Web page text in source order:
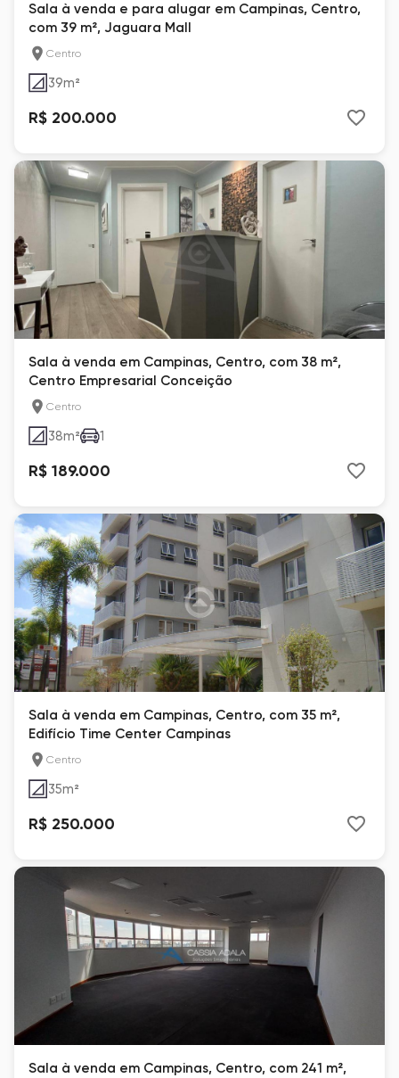
Sala à venda e para alugar em Campinas, Centro,
com 39 m², Jaguara Mall
Centro
39m²
R$ 200.000
Sala à venda em Campinas, Centro, com 38 m²,
Centro Empresarial Conceição
Centro
38m² 1
R$ 189.000
Sala à venda em Campinas, Centro, com 35 m²,
Edifício Time Center Campinas
Centro
35m²
R$ 250.000
Sala à venda em Campinas, Centro, com 241 m²,